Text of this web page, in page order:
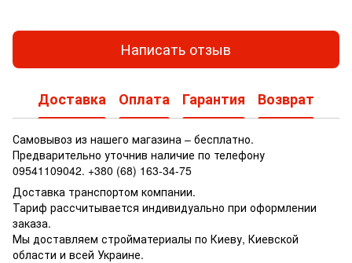
Написать отзыв
Доставка Оплата Гарантия Возврат
Самовывоз из нашего магазина – бесплатно.
Предварительно уточнив наличие по телефону
09541109042. +380 (68) 163-34-75
Доставка транспортом компании.
Тариф рассчитывается индивидуально при оформлении
заказа.
Мы доставляем стройматериалы по Киеву, Киевской
области и всей Украине.